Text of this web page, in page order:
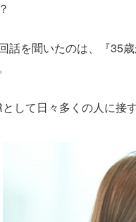
話を聞いたのは、『35
して日々多くの人に接